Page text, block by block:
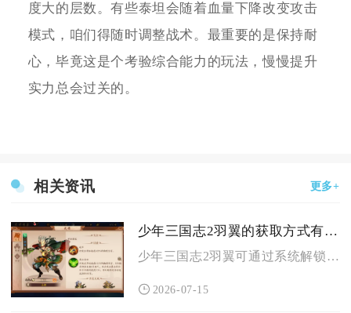
度大的层数。有些泰坦会随着血量下降改变攻击
模式，咱们得随时调整战术。最重要的是保持耐
心，毕竟这是个考验综合能力的玩法，慢慢提升
实力总会过关的。
相关资讯 更多+
少年三国志2羽翼的获取方式有哪些
少年三国志2羽翼可通过系统解锁基础激活、羽翼召唤抽取、全品类...
2026-07-15